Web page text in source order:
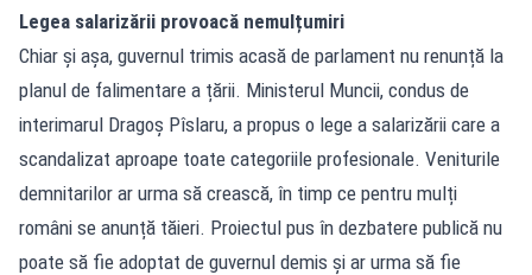
Legea salarizării provoacă nemulțumiri
Chiar și așa, guvernul trimis acasă de parlament nu renunță la
planul de falimentare a țării. Ministerul Muncii, condus de
interimarul Dragoș Pîslaru, a propus o lege a salarizării care a
scandalizat aproape toate categoriile profesionale. Veniturile
demnitarilor ar urma să crească, în timp ce pentru mulți
români se anunță tăieri. Proiectul pus în dezbatere publică nu
poate să fie adoptat de guvernul demis și ar urma să fie